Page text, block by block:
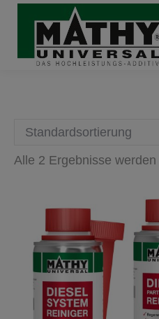
Alle 2 Ergebnisse